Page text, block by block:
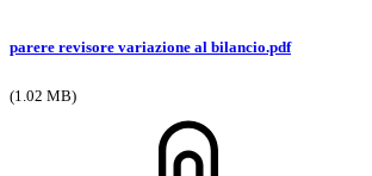
parere revisore variazione al bilancio.pdf
(1.02 MB)